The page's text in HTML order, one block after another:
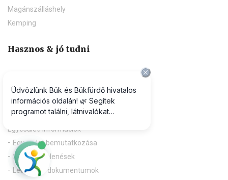
Magánszálláshely
Kemping
Hasznos & jó tudni
Praktikus információk
A-Z infók, szolgáltatások
Letölthető kiadványok
Egyesületi információk
Egyesület bemutatkozása
Sajtómegjelenések
Letölthető dokumentumok